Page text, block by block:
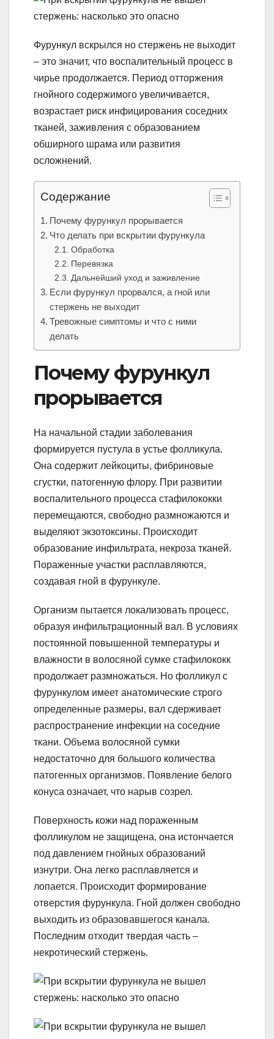
Фурункул вскрылся но стержень не выходит
– это значит, что воспалительный процесс в
чирье продолжается. Период отторжения
гнойного содержимого увеличивается,
возрастает риск инфицирования соседних
тканей, заживления с образованием
обширного шрама или развития
осложнений.
Содержание
Почему фурункул прорывается
Что делать при вскрытии фурункула
Обработка
Перевязка
Дальнейший уход и заживление
Если фурункул прорвался, а гной или
стержень не выходит
Тревожные симптомы и что с ними
делать
Почему фурункул
прорывается
На начальной стадии заболевания
формируется пустула в устье фолликула.
Она содержит лейкоциты, фибриновые
сгустки, патогенную флору. При развитии
воспалительного процесса стафилококки
перемещаются, свободно размножаются и
выделяют экзотоксины. Происходит
образование инфильтрата, некроза тканей.
Пораженные участки расплавляются,
создавая гной в фурункуле.
Организм пытается локализовать процесс,
образуя инфильтрационный вал. В условиях
постоянной повышенной температуры и
влажности в волосяной сумке стафилококк
продолжает размножаться. Но фолликул с
фурункулом имеет анатомические строго
определенные размеры, вал сдерживает
распространение инфекции на соседние
ткани. Объема волосяной сумки
недостаточно для большого количества
патогенных организмов. Появление белого
конуса означает, что нарыв созрел.
Поверхность кожи над пораженным
фолликулом не защищена, она истончается
под давлением гнойных образований
изнутри. Она легко расплавляется и
лопается. Происходит формирование
отверстия фурункула. Гной должен свободно
выходить из образовавшегося канала.
Последним отходит твердая часть –
некротический стержень.